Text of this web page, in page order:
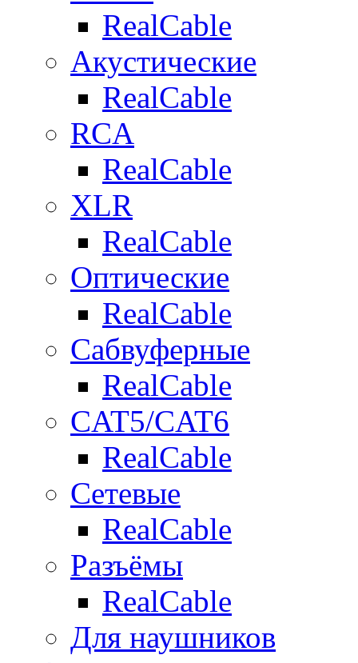
RealCable
Акустические
RealCable
RCA
RealCable
XLR
RealCable
Оптические
RealCable
Сабвуферные
RealCable
CAT5/CAT6
RealCable
Сетевые
RealCable
Разъёмы
RealCable
Для наушников